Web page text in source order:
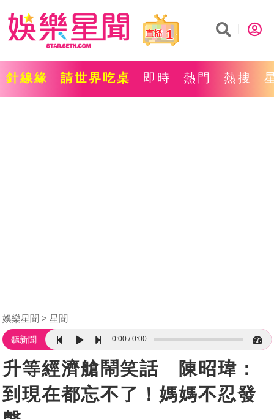
1
針線緣 請世界吃桌 即時 熱門 熱搜
娛樂星聞 星聞
聽新聞 0:00 0:00
升等經濟艙鬧笑話 陳昭瑋：
到現在都忘不了！媽媽不忍發